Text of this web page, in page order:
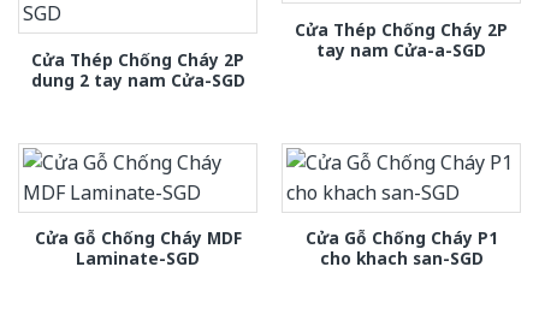
Cửa Thép Chống Cháy 2P
dung 2 tay nam Cửa-SGD
Cửa Thép Chống Cháy 2P
tay nam Cửa-a-SGD
Cửa Gỗ Chống Cháy MDF
Laminate-SGD
Cửa Gỗ Chống Cháy P1
cho khach san-SGD